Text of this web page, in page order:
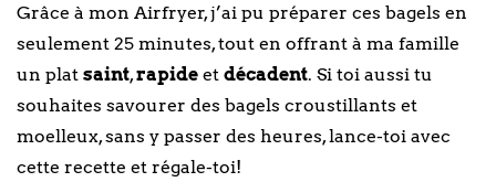
Grâce à mon Airfryer, j’ai pu préparer ces bagels en
seulement 25 minutes, tout en offrant à ma famille
un plat saint,rapide et décadent. Si toi aussi tu
souhaites savourer des bagels croustillants et
moelleux, sans y passer des heures, lance-toi avec
cette recette et régale-toi!